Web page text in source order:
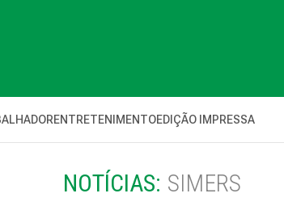
ENTRETENIMENTOEDIÇÃO IMPRESSA
NOTÍCIAS: SIMERS